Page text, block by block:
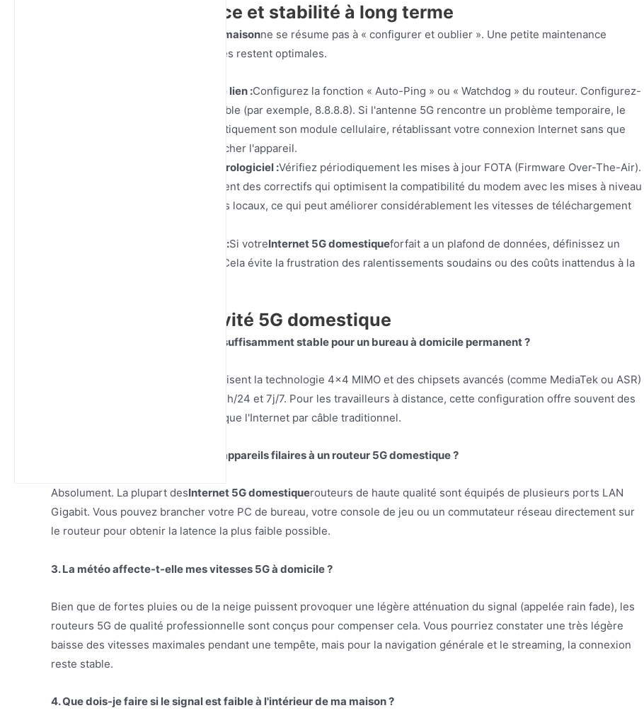
Phase 3 : Surveillance et stabilité à long terme
meilleur routeur SIM 5G pour la maisonne se résume pas à « configurer et oublier ». Une petite maintenance
périodique garantit que vos vitesses restent optimales.
Paramètres de détection de lien :Configurez la fonction « Auto-Ping » ou « Watchdog » du routeur. Configurez-
la pour pinger un serveur fiable (par exemple, 8.8.8.8). Si l'antenne 5G rencontre un problème temporaire, le
routeur réinitialisera automatiquement son module cellulaire, rétablissant votre connexion Internet sans que
vous ayez besoin de débrancher l'appareil.
Vigilance concernant le micrologiciel :Vérifiez périodiquement les mises à jour FOTA (Firmware Over-The-Air).
Les fabricants publient souvent des correctifs qui optimisent la compatibilité du modem avec les mises à niveau
des antennes des opérateurs locaux, ce qui peut améliorer considérablement les vitesses de téléchargement
Alertes de seuil de données :Si votreInternet 5G domestiqueforfait a un plafond de données, définissez un
seuil de notification à 80 %. Cela évite la frustration des ralentissements soudains ou des coûts inattendus à la
FAQ sur la connectivité 5G domestique
1. Un routeur 5G à carte SIM est-il suffisamment stable pour un bureau à domicile permanent ?
Oui. Les routeurs 5G modernes utilisent la technologie 4x4 MIMO et des chipsets avancés (comme MediaTek ou ASR)
conçus pour un fonctionnement 24h/24 et 7j/7. Pour les travailleurs à distance, cette configuration offre souvent des
vitesses d'upload plus constantes que l'Internet par câble traditionnel.
2. Puis-je connecter mes anciens appareils filaires à un routeur 5G domestique ?
Absolument. La plupart desInternet 5G domestiquerouteurs de haute qualité sont équipés de plusieurs ports LAN
Gigabit. Vous pouvez brancher votre PC de bureau, votre console de jeu ou un commutateur réseau directement sur
le routeur pour obtenir la latence la plus faible possible.
3. La météo affecte-t-elle mes vitesses 5G à domicile ?
Bien que de fortes pluies ou de la neige puissent provoquer une légère atténuation du signal (appelée rain fade), les
routeurs 5G de qualité professionnelle sont conçus pour compenser cela. Vous pourriez constater une très légère
baisse des vitesses maximales pendant une tempête, mais pour la navigation générale et le streaming, la connexion
reste stable.
4. Que dois-je faire si le signal est faible à l'intérieur de ma maison ?